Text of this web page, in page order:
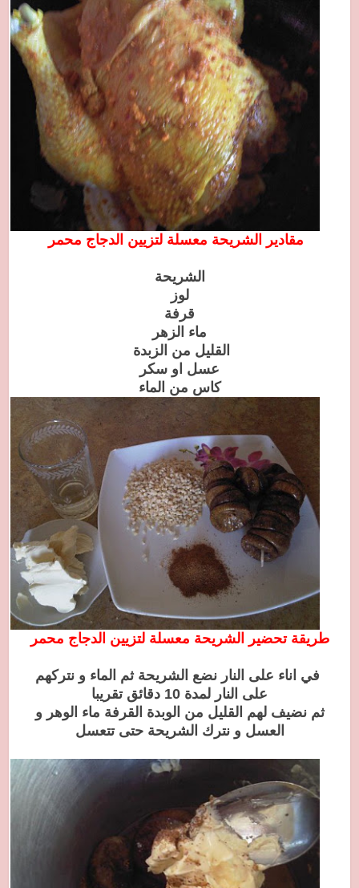
مقادير الشريحة معسلة لتزيين الدجاج محمر
الشريحة
لوز
قرفة
ماء الزهر
القليل من الزبدة
عسل او سكر
كاس من الماء
طريقة تحضير الشريحة معسلة لتزيين الدجاج محمر
في اناء على النار نضع الشريحة ثم الماء و نتركهم
على النار لمدة 10 دقائق تقريبا
ثم نضيف لهم القليل من الوبدة القرفة ماء الوهر و
العسل و نترك الشريحة حتى تتعسل